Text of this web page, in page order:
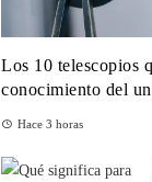
Los 10 telescopios
conocimiento del
Hace 3 horas